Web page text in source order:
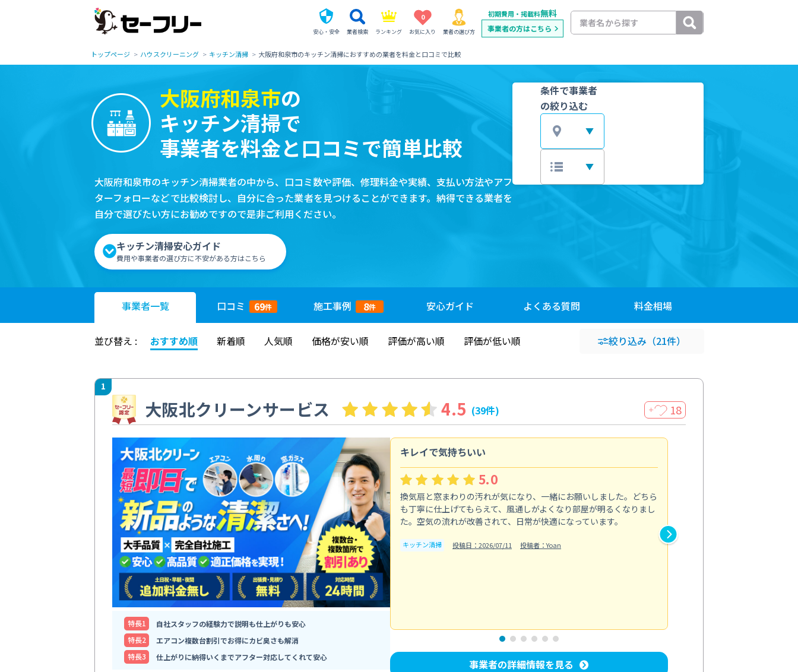
安心・安全 業者検索 ランキング
0
お気に入り 業者の選び方
初期費用・掲載料無料
事業者の方はこちら
トップページ ハウスクリーニング キッチン清掃 大阪府和泉市のキッチン清掃におすすめの業者を料金と口コミで比較
大阪府和泉市の
キッチン清掃で
事業者を料金と口コミで簡単比較
大阪府和泉市のキッチン清掃業者の中から、口コミ数や評価、修理料金や実績、支払い方法やアフ
ターフォローなどで比較検討し、自分に合った業者を見つけることができます。納得できる業者を
自分で選びたい方にお勧めですので是非ご利用ください。
キッチン清掃安心ガイド
費用や事業者の選び方に不安がある方はこちら
条件で事業者
の絞り込む
事業者一覧 口コミ 69件 施工事例 8件 安心ガイド よくある質問 料金相場
並び替え : おすすめ順 新着順 人気順 価格が安い順 評価が高い順 評価が低い順 絞り込み （21件）
1
大阪北クリーンサービス 4.5 (39件) ＋ 18
特⻑1
自社スタッフの経験力で説明も仕上がりも安心
特⻑2
エアコン複数台割引でお得にカビ臭さも解消
特⻑3
仕上がりに納得いくまでアフター対応してくれて安心
キレイで気持ちいい
5.0
換気扇と窓まわりの汚れが気になり、一緒にお願いしました。どちら
も丁寧に仕上げてもらえて、風通しがよくなり部屋が明るくなりまし
た。空気の流れが改善されて、日常が快適になっています。
キッチン清掃 投稿日：2026/07/11 投稿者：Yoan
事業者の詳細情報を見る